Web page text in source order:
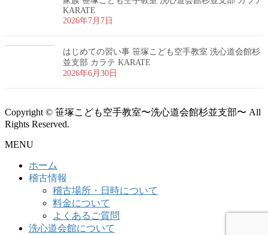
KARATE
2026年7月7日
はじめての習い事 笹塚こども空手教室 洗心道会館杉
並支部 カラテ KARATE
2026年6月30日
Copyright © 笹塚こども空手教室〜洗心道会館杉並支部〜 All
Rights Reserved.
MENU
ホーム
稽古情報
稽古場所・日時について
料金について
よくあるご質問
洗心道会館について